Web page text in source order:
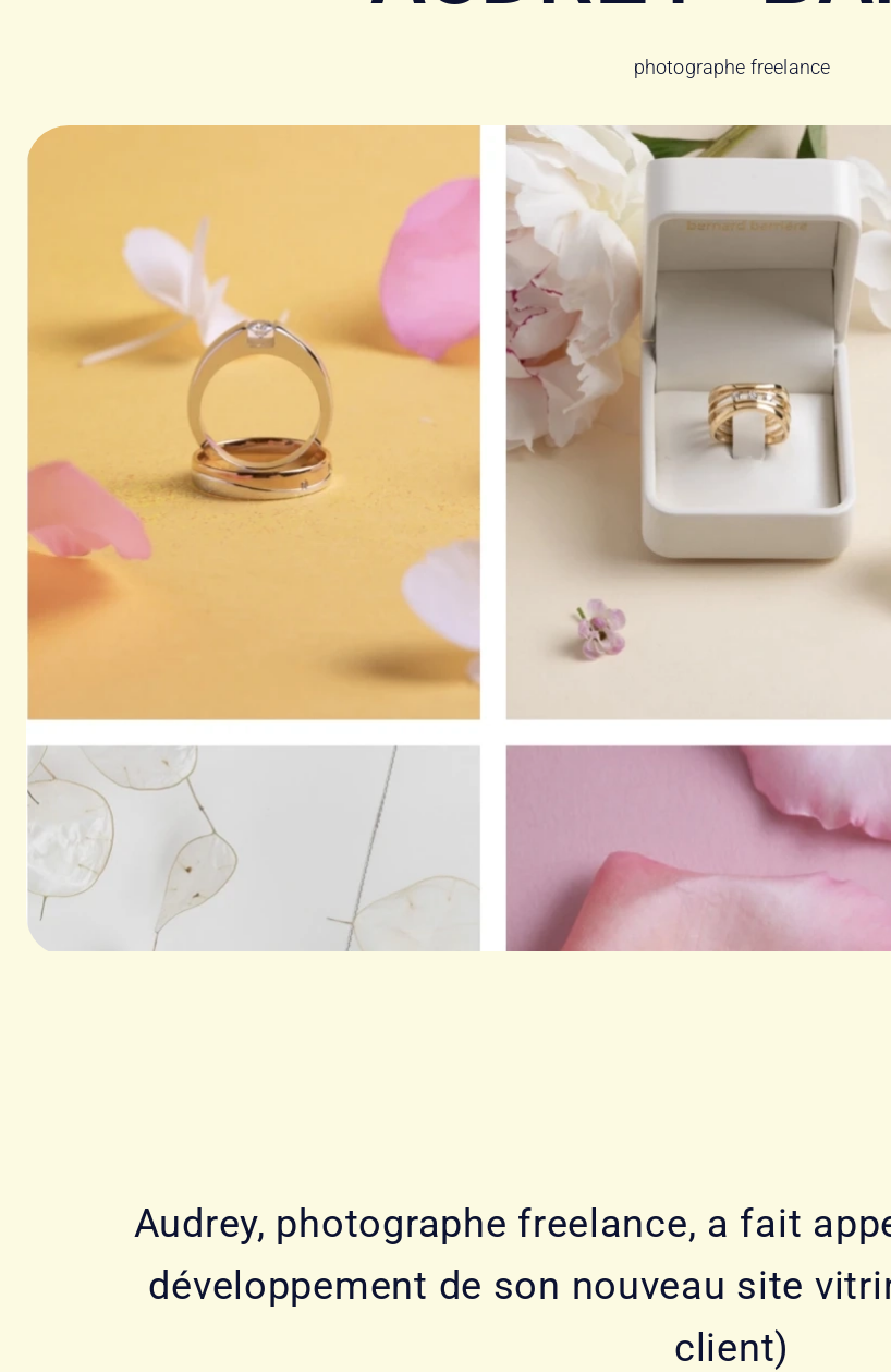
photographe freelance
Audrey, photographe freelance, a fait
développement de son nouveau site
client)